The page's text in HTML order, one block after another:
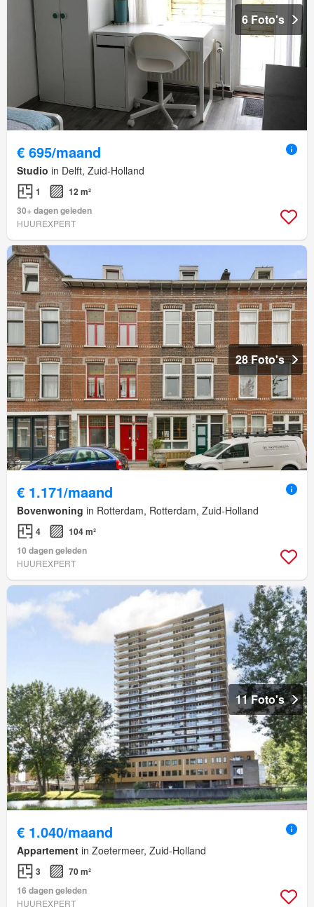
6 Foto's
€ 695/maand
Studio in Delft, Zuid-Holland
1
12 m²
30+ dagen geleden
HUUREXPERT
28 Foto's
€ 1.171/maand
Bovenwoning in Rotterdam, Rotterdam, Zuid-Holland
4
104 m²
10 dagen geleden
HUUREXPERT
11 Foto's
€ 1.040/maand
Appartement in Zoetermeer, Zuid-Holland
3
70 m²
16 dagen geleden
HUUREXPERT